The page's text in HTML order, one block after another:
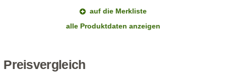
auf die Merkliste
alle Produktdaten anzeigen
Preisvergleich